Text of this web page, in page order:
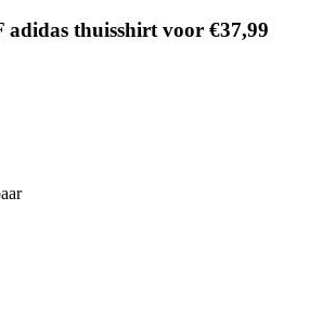
thuisshirt voor €37,99